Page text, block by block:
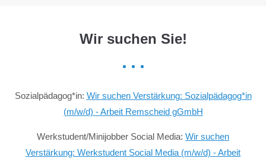
Wir suchen Sie!
Sozialpädagog*in: Wir suchen Verstärkung: Sozialpädagog*in
(m/w/d) - Arbeit Remscheid gGmbH
Werkstudent/Minijobber Social Media: Wir suchen
Verstärkung: Werkstudent Social Media (m/w/d) - Arbeit